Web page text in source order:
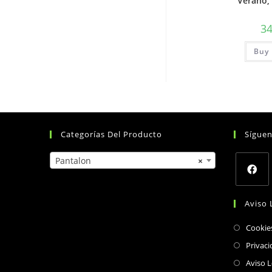
Categorías Del Producto
×
Pantalon
in
a
Aviso
Aviso